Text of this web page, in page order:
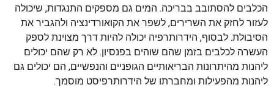
הכלבים להסתובב בבריכה. המים גם מספקים התנגדות, שיכולה
לעזור לחזק את השרירים, לשפר את הקואורדינציה ולהגביר את
הסיבולת. לבסוף, הידרותרפיה יכולה להיות דרך מצוינת לספק
העשרה לכלבים בזמן שהם שוהים בפנסיון. לא רק שהם יכולים
ליהנות מהיתרונות הבריאותיים הגופניים והנפשיים, הם יכולים גם
ליהנות מהפעילות ומחברתו של הידרותרפיסט מוסמך.